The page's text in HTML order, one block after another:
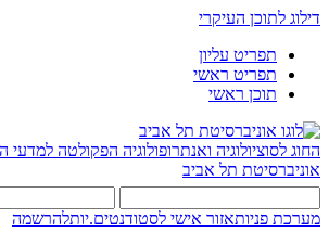
דילוג לתוכן העיקרי
תפריט עליון
תפריט ראשי
תוכן ראשי
החוג לסוציולוגיה ואנתרופולוגיה הפקולטה למדעי
אוניברסיטת תל אביב
מערכת פניותאזור אישי לסטודנטים.יותלהרשמה